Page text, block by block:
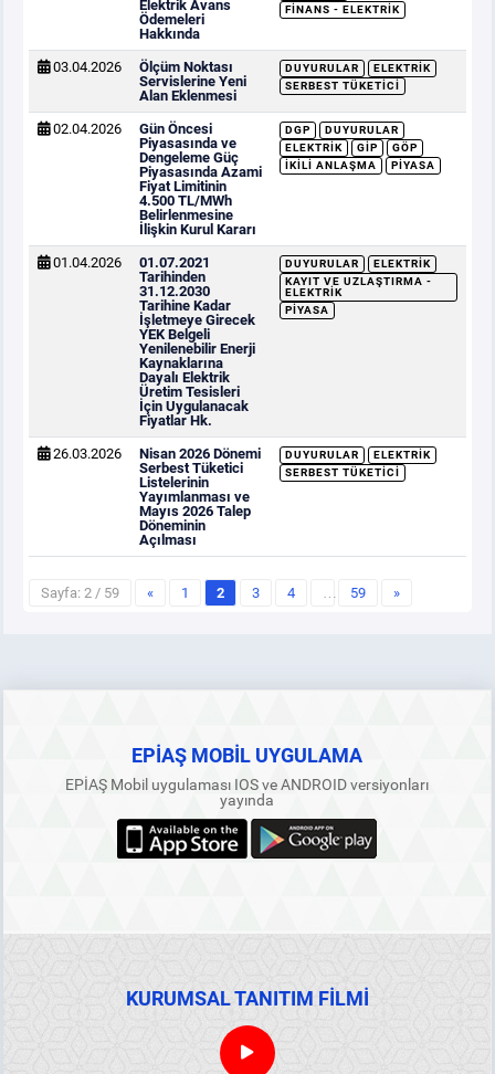
Elektrik Avans
Ödemeleri
Hakkında
FINANS - ELEKTRIK
03.04.2026
Ölçüm Noktası
Servislerine Yeni
Alan Eklenmesi
DUYURULAR
ELEKTRIK
SERBEST TÜKETICI
02.04.2026
Gün Öncesi
Piyasasında ve
Dengeleme Güç
Piyasasında Azami
Fiyat Limitinin
4.500 TL/MWh
Belirlenmesine
İlişkin Kurul Kararı
DGP
DUYURULAR
ELEKTRIK
GİP
GÖP
İKILI ANLAŞMA
PIYASA
01.04.2026
01.07.2021
Tarihinden
31.12.2030
Tarihine Kadar
İşletmeye Girecek
YEK Belgeli
Yenilenebilir Enerji
Kaynaklarına
Dayalı Elektrik
Üretim Tesisleri
İçin Uygulanacak
Fiyatlar Hk.
DUYURULAR
ELEKTRIK
KAYIT VE UZLAŞTIRMA -
ELEKTRIK
PIYASA
26.03.2026
Nisan 2026 Dönemi
Serbest Tüketici
Listelerinin
Yayımlanması ve
Mayıs 2026 Talep
Döneminin
Açılması
DUYURULAR
ELEKTRIK
SERBEST TÜKETICI
Sayfa: 2 / 59 « 1 2 3 4 … 59 »
EPİAŞ MOBİL UYGULAMA
EPİAŞ Mobil uygulaması IOS ve ANDROID versiyonları
yayında
KURUMSAL TANITIM FİLMİ